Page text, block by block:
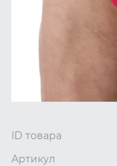
ID товара
Артикул